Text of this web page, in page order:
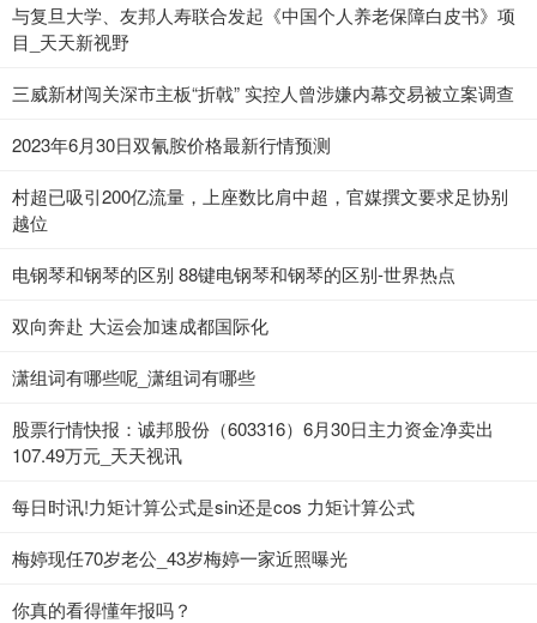
与复旦大学、友邦人寿联合发起《中国个人养老保障白皮书》项
目_天天新视野
三威新材闯关深市主板“折戟” 实控人曾涉嫌内幕交易被立案调查
2023年6月30日双氰胺价格最新行情预测
村超已吸引200亿流量，上座数比肩中超，官媒撰文要求足协别
越位
电钢琴和钢琴的区别 88键电钢琴和钢琴的区别-世界热点
双向奔赴 大运会加速成都国际化
潇组词有哪些呢_潇组词有哪些
股票行情快报：诚邦股份（603316）6月30日主力资金净卖出
107.49万元_天天视讯
每日时讯!力矩计算公式是sin还是cos 力矩计算公式
梅婷现任70岁老公_43岁梅婷一家近照曝光
你真的看得懂年报吗？